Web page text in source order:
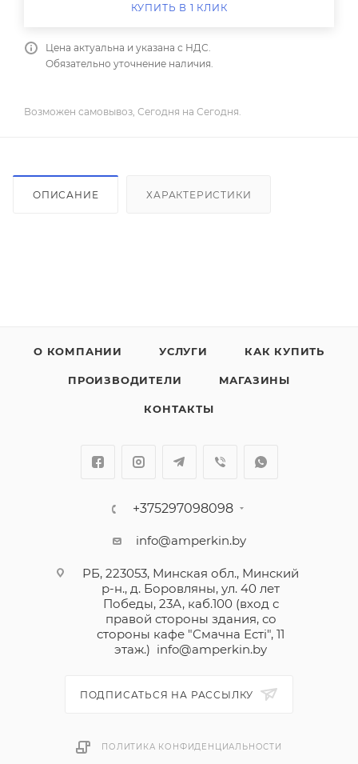
КУПИТЬ В 1 КЛИК
Цена актуальна и указана с НДС.
Обязательно уточнение наличия.
Возможен самовывоз, Сегодня на Сегодня.
ОПИСАНИЕ ХАРАКТЕРИСТИКИ
О КОМПАНИИ УСЛУГИ КАК КУПИТЬ
ПРОИЗВОДИТЕЛИ МАГАЗИНЫ
КОНТАКТЫ
+375297098098
info@amperkin.by
РБ, 223053, Минская обл., Минский
р-н., д. Боровляны, ул. 40 лет
Победы, 23А, каб.100 (вход с
правой стороны здания, со
стороны кафе "Смачна Естi", 11
этаж.) info@amperkin.by
ПОДПИСАТЬСЯ НА РАССЫЛКУ
ПОЛИТИКА КОНФИДЕНЦИАЛЬНОСТИ